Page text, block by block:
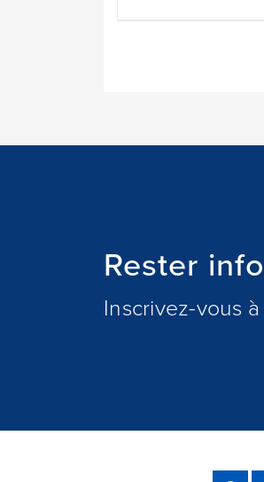
Rester
Inscrivez-vous